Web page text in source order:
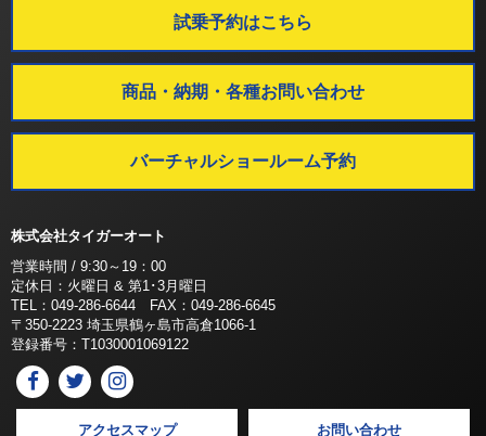
試乗予約はこちら
商品・納期・各種お問い合わせ
バーチャルショールーム予約
株式会社タイガーオート
営業時間 / 9:30～19：00
定休日：火曜日 & 第1･3月曜日
TEL：049-286-6644 FAX：049-286-6645
〒350-2223 埼玉県鶴ヶ島市高倉1066-1
登録番号：T1030001069122
アクセスマップ お問い合わせ